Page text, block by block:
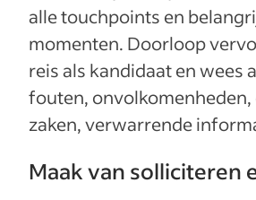
alle touchpoints en
momenten. Doorloop
reis als kandidaat en wees
fouten,
zaken, verwarrende
Maak van solliciteren